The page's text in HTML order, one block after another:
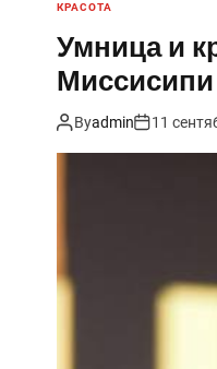
КРАСОТА
Умница и
Миссисипи
Byadmin 11